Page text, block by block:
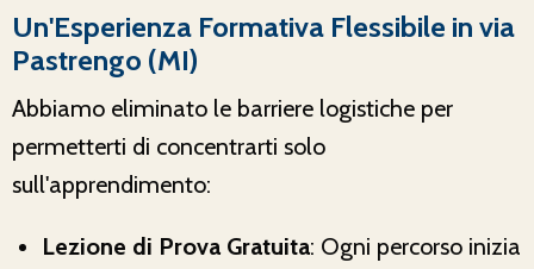
Un'Esperienza Formativa Flessibile in via
Pastrengo (MI)
Abbiamo eliminato le barriere logistiche per
permetterti di concentrarti solo
sull'apprendimento:
Lezione di Prova Gratuita: Ogni percorso inizia